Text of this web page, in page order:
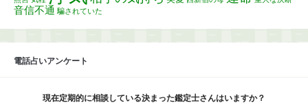
音信不通 騙されていた
電話占いアンケート
現在定期的に相談している決まった鑑定士さんはいますか？